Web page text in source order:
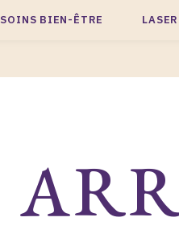
SOINS BIEN-ÊTRE